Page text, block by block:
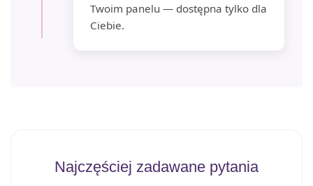
Twoim panelu — dostępna tylko dla
Ciebie.
Najczęściej zadawane pytania